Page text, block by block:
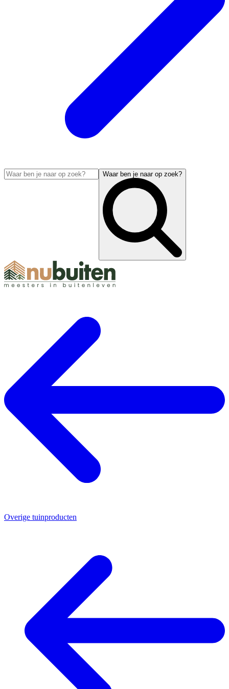
Waar ben je naar op zoek?
Overige tuinproducten